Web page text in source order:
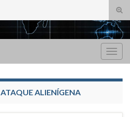
de
ATAQUE ALIENÍGENA